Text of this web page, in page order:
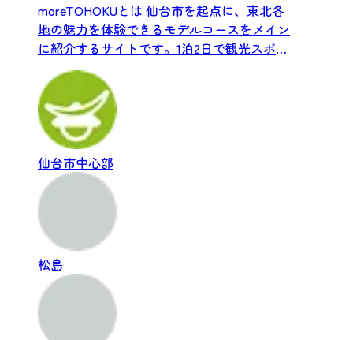
moreTOHOKUとは 仙台市を起点に、東北各
地の魅力を体験できるモデルコースをメイン
に紹介するサイトです。1泊2日で観光スポッ
トやグルメを満...
仙台市中心部
松島